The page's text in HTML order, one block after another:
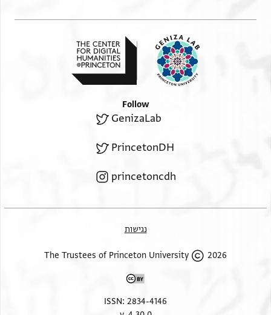
Follow
GenizaLab
PrincetonDH
princetoncdh
נגישות
2026 The Trustees of Princeton University
ISSN: 2834-4146